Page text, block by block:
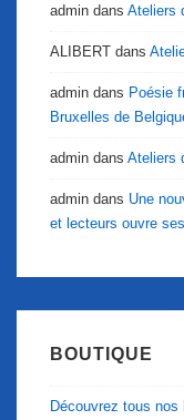
admin dans Ateliers
ALIBERT dans
admin dans Poésie
Bruxelles de
admin dans Ateliers
admin dans Une
et lecteurs ouvre
BOUTIQUE
Découvrez tous